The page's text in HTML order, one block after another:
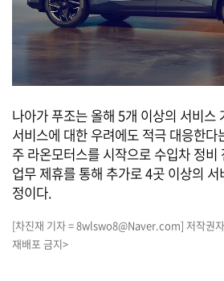
나아가 푸조는 올해 5개 이상의 서비스
서비스에 대한 우려에도 적극 대응한
주 라온모터스를 시작으로 수입차 정비
업무 제휴를 통해 추가로 4곳 이상의
정이다.
[차진재 기자 = 8wlswo8@Naver.com] 저작권
재배포 금지>